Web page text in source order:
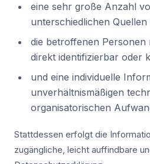
eine sehr große Anzahl
unterschiedlichen
die betroffenen Personen
direkt identifizierbar oder
und eine individuelle
unverhältnismäßigen
organisatorischen
Stattdessen erfolgt die
zugängliche, leicht auffindbare